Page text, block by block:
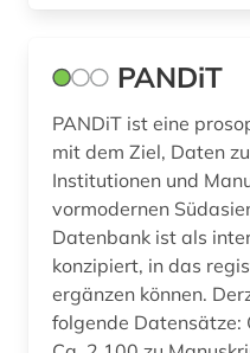
PANDiT
PANDiT ist eine
mit dem Ziel, Daten
Institutionen und
vormodernen
Datenbank ist als
konzipiert, in das
ergänzen können.
folgende Datensätze: Ca. 3.900 zu Personen,